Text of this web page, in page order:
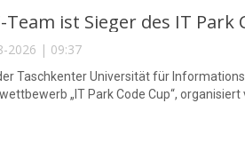
Team ist Sieger des IT Park
2026 | 09:37
Taschkenter Universität für
„IT Park Code Cup“,